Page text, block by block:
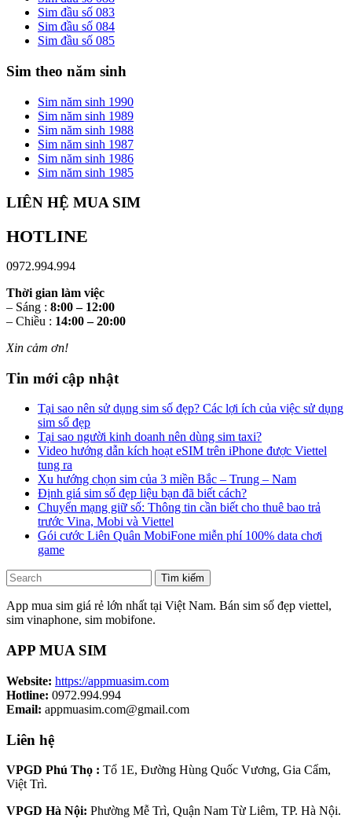
Sim đầu số 083
Sim đầu số 084
Sim đầu số 085
Sim theo năm sinh
Sim năm sinh 1990
Sim năm sinh 1989
Sim năm sinh 1988
Sim năm sinh 1987
Sim năm sinh 1986
Sim năm sinh 1985
LIÊN HỆ MUA SIM
HOTLINE
0972.994.994
Thời gian làm việc
– Sáng : 8:00 – 12:00
– Chiều : 14:00 – 20:00
Xin cảm ơn!
Tin mới cập nhật
Tại sao nên sử dụng sim số đẹp? Các lợi ích của việc sử dụng
sim số đẹp
Tại sao người kinh doanh nên dùng sim taxi?
Video hướng dẫn kích hoạt eSIM trên iPhone được Viettel
tung ra
Xu hướng chọn sim của 3 miền Bắc – Trung – Nam
Định giá sim số đẹp liệu bạn đã biết cách?
Chuyển mạng giữ số: Thông tin cần biết cho thuê bao trả
trước Vina, Mobi và Viettel
Gói cước Liên Quân MobiFone miễn phí 100% data chơi
game
Tìm kiếm
App mua sim giá rẻ lớn nhất tại Việt Nam. Bán sim số đẹp viettel,
sim vinaphone, sim mobifone.
APP MUA SIM
Website: https://appmuasim.com
Hotline: 0972.994.994
Email: appmuasim.com@gmail.com
Liên hệ
VPGD Phú Thọ : Tổ 1E, Đường Hùng Quốc Vương, Gia Cẩm,
Việt Trì.
VPGD Hà Nội: Phường Mễ Trì, Quận Nam Từ Liêm, TP. Hà Nội.